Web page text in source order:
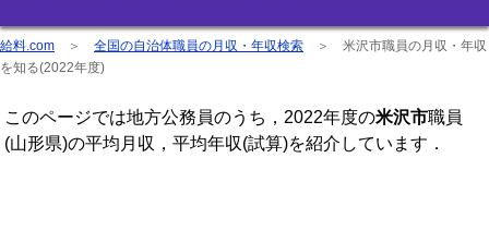
地方公務員給料検索
私立大学教員編
収録企業データの状況
給料.com ＞ 全国の自治体職員の月収・年収検索 ＞ 米沢市職員の月収・年収
を知る(2022年度)
このページでは地方公務員のうち，2022年度の米沢市職員
(山形県)の平均月収，平均年収(試算)を紹介しています．